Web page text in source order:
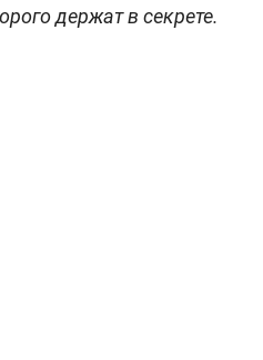
держат в секрете.